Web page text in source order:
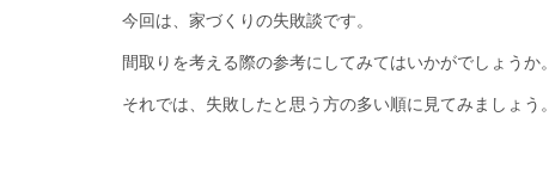
今回は、家づくりの失敗談です。
間取りを考える際の参考にしてみてはいかがでしょうか。
それでは、失敗したと思う方の多い順に見てみましょう。